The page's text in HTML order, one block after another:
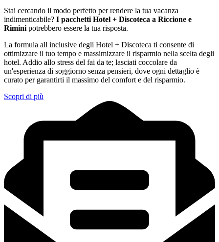
Stai cercando il modo perfetto per rendere la tua vacanza
indimenticabile? I pacchetti Hotel + Discoteca a Riccione e
Rimini potrebbero essere la tua risposta.
La formula all inclusive degli Hotel + Discoteca ti consente di
ottimizzare il tuo tempo e massimizzare il risparmio nella scelta degli
hotel. Addio allo stress del fai da te; lasciati coccolare da
un'esperienza di soggiorno senza pensieri, dove ogni dettaglio è
curato per garantirti il massimo del comfort e del risparmio.
Scopri di più